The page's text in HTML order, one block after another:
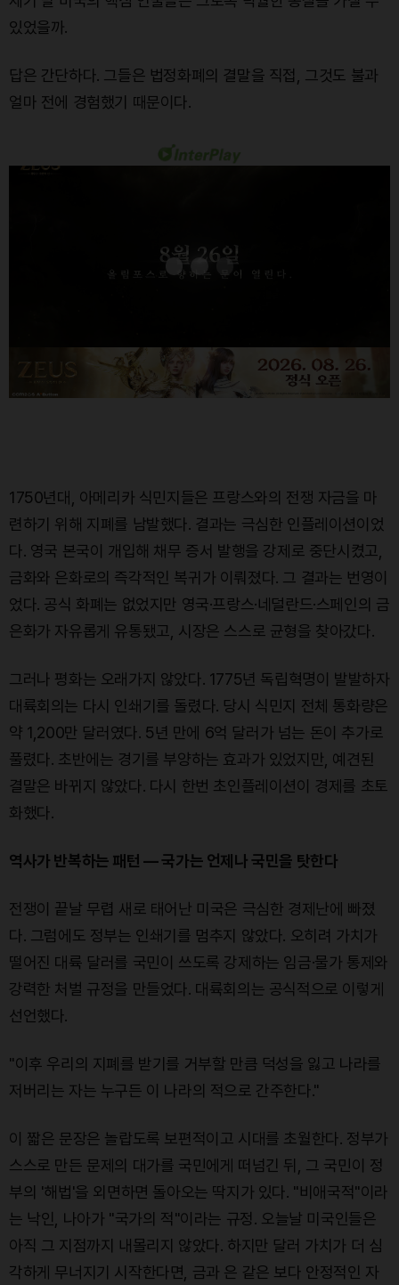
있었을까.
답은 간단하다. 그들은 법정화폐의 결말을 직접, 그것도 불과
얼마 전에 경험했기 때문이다.
1750년대, 아메리카 식민지들은 프랑스와의 전쟁 자금을 마
련하기 위해 지폐를 남발했다. 결과는 극심한 인플레이션이었
다. 영국 본국이 개입해 채무 증서 발행을 강제로 중단시켰고,
금화와 은화로의 즉각적인 복귀가 이뤄졌다. 그 결과는 번영이
었다. 공식 화폐는 없었지만 영국·프랑스·네덜란드·스페인의 금
은화가 자유롭게 유통됐고, 시장은 스스로 균형을 찾아갔다.
그러나 평화는 오래가지 않았다. 1775년 독립혁명이 발발하자
대륙회의는 다시 인쇄기를 돌렸다. 당시 식민지 전체 통화량은
약 1,200만 달러였다. 5년 만에 6억 달러가 넘는 돈이 추가로
풀렸다. 초반에는 경기를 부양하는 효과가 있었지만, 예견된
결말은 바뀌지 않았다. 다시 한번 초인플레이션이 경제를 초토
화했다.
역사가 반복하는 패턴 — 국가는 언제나 국민을 탓한다
전쟁이 끝날 무렵 새로 태어난 미국은 극심한 경제난에 빠졌
다. 그럼에도 정부는 인쇄기를 멈추지 않았다. 오히려 가치가
떨어진 대륙 달러를 국민이 쓰도록 강제하는 임금·물가 통제와
강력한 처벌 규정을 만들었다. 대륙회의는 공식적으로 이렇게
선언했다.
"이후 우리의 지폐를 받기를 거부할 만큼 덕성을 잃고 나라를
저버리는 자는 누구든 이 나라의 적으로 간주한다."
이 짧은 문장은 놀랍도록 보편적이고 시대를 초월한다. 정부가
스스로 만든 문제의 대가를 국민에게 떠넘긴 뒤, 그 국민이 정
부의 '해법'을 외면하면 돌아오는 딱지가 있다. "비애국적"이라
는 낙인, 나아가 "국가의 적"이라는 규정. 오늘날 미국인들은
아직 그 지점까지 내몰리지 않았다. 하지만 달러 가치가 더 심
각하게 무너지기 시작한다면, 금과 은 같은 보다 안정적인 자